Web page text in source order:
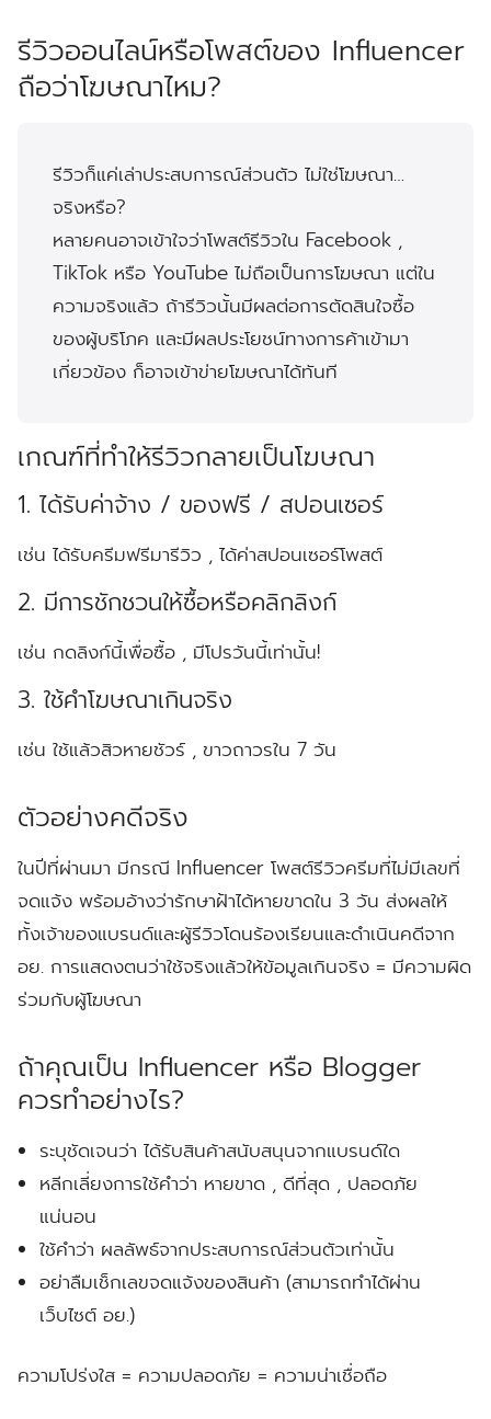
รีวิวออนไลน์หรือโพสต์ของ Influencer
ถือว่าโฆษณาไหม?
รีวิวก็แค่เล่าประสบการณ์ส่วนตัว ไม่ใช่โฆษณา…
จริงหรือ?
หลายคนอาจเข้าใจว่าโพสต์รีวิวใน Facebook ,
TikTok หรือ YouTube ไม่ถือเป็นการโฆษณา แต่ใน
ความจริงแล้ว ถ้ารีวิวนั้นมีผลต่อการตัดสินใจซื้อ
ของผู้บริโภค และมีผลประโยชน์ทางการค้าเข้ามา
เกี่ยวข้อง ก็อาจเข้าข่ายโฆษณาได้ทันที
เกณฑ์ที่ทำให้รีวิวกลายเป็นโฆษณา
1. ได้รับค่าจ้าง / ของฟรี / สปอนเซอร์
เช่น ได้รับครีมฟรีมารีวิว , ได้ค่าสปอนเซอร์โพสต์
2. มีการชักชวนให้ซื้อหรือคลิกลิงก์
เช่น กดลิงก์นี้เพื่อซื้อ , มีโปรวันนี้เท่านั้น!
3. ใช้คำโฆษณาเกินจริง
เช่น ใช้แล้วสิวหายชัวร์ , ขาวถาวรใน 7 วัน
ตัวอย่างคดีจริง
ในปีที่ผ่านมา มีกรณี Influencer โพสต์รีวิวครีมที่ไม่มีเลขที่
จดแจ้ง พร้อมอ้างว่ารักษาฝ้าได้หายขาดใน 3 วัน ส่งผลให้
ทั้งเจ้าของแบรนด์และผู้รีวิวโดนร้องเรียนและดำเนินคดีจาก
อย. การแสดงตนว่าใช้จริงแล้วให้ข้อมูลเกินจริง = มีความผิด
ร่วมกับผู้โฆษณา
ถ้าคุณเป็น Influencer หรือ Blogger
ควรทำอย่างไร?
ระบุชัดเจนว่า ได้รับสินค้าสนับสนุนจากแบรนด์ใด
หลีกเลี่ยงการใช้คำว่า หายขาด , ดีที่สุด , ปลอดภัย
แน่นอน
ใช้คำว่า ผลลัพธ์จากประสบการณ์ส่วนตัวเท่านั้น
อย่าลืมเช็กเลขจดแจ้งของสินค้า (สามารถทำได้ผ่าน
เว็บไซต์ อย.)
ความโปร่งใส = ความปลอดภัย = ความน่าเชื่อถือ